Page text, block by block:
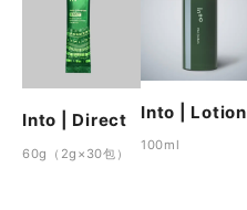
Into | Direct
60g（2g×30包）
Into | Lotion
100ml